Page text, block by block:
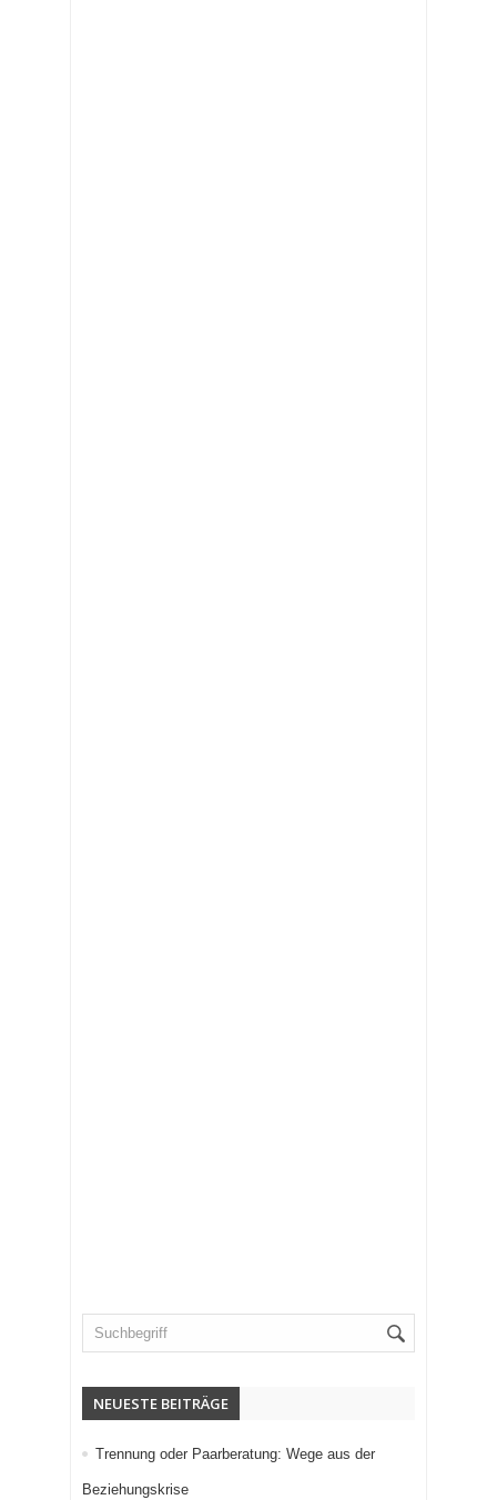
NEUESTE BEITRÄGE
Trennung oder Paarberatung: Wege aus der
Beziehungskrise